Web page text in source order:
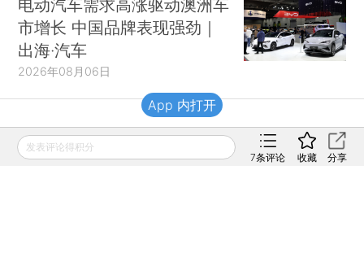
电动汽车需求高涨驱动澳洲车
市增长 中国品牌表现强劲｜
出海·汽车
2026年08月06日
财新移动
发表评论得积分
7条评论 收藏 分享
App 内打开